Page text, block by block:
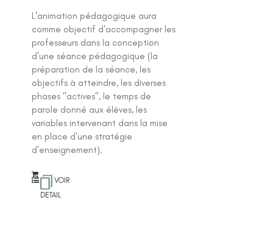
L'animation pédagogique aura
comme objectif d'accompagner les
professeurs dans la conception
d'une séance pédagogique (la
préparation de la séance, les
objectifs à atteindre, les diverses
phases "actives", le temps de
parole donné aux élèves, les
variables intervenant dans la mise
en place d'une stratégie
d'enseignement).
VOIR
DETAIL